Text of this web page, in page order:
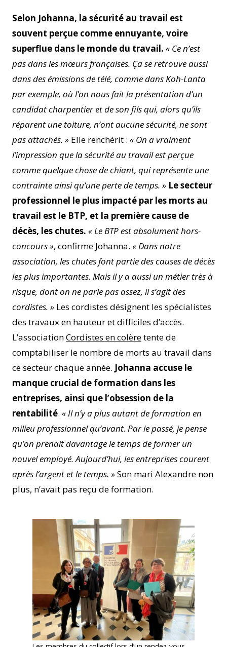
Selon Johanna, la sécurité au travail est
souvent perçue comme ennuyante, voire
superflue dans le monde du travail. « Ce n’est
pas dans les mœurs françaises. Ça se retrouve aussi
dans des émissions de télé, comme dans Koh-Lanta
par exemple, où l’on nous fait la présentation d’un
candidat charpentier et de son fils qui, alors qu’ils
réparent une toiture, n’ont aucune sécurité, ne sont
pas attachés. » Elle renchérit : « On a vraiment
l’impression que la sécurité au travail est perçue
comme quelque chose de chiant, qui représente une
contrainte ainsi qu’une perte de temps. » Le secteur
professionnel le plus impacté par les morts au
travail est le BTP, et la première cause de
décès, les chutes. « Le BTP est absolument hors-
concours», confirme Johanna. « Dans notre
association, les chutes font partie des causes de décès
les plus importantes. Mais il y a aussi un métier très à
risque, dont on ne parle pas assez, il s’agit des
cordistes. » Les cordistes désignent les spécialistes
des travaux en hauteur et difficiles d’accès.
L’associationCordistes en colèretente de
comptabiliser le nombre de morts au travail dans
ce secteur chaque année. Johanna accuse le
manque crucial de formation dans les
entreprises, ainsi que l’obsession de la
rentabilité. « Il n’y a plus autant de formation en
milieu professionnel qu’avant. Par le passé, je pense
qu’on prenait davantage le temps de former un
nouvel employé. Aujourd’hui, les entreprises courent
après l‘argent et le temps. »Son mari Alexandre non
plus, n’avait pas reçu de formation.